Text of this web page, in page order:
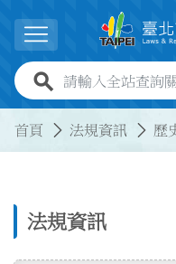
展開選單
全站查詢關鍵字欄
首頁 法規資訊 歷
法規資訊